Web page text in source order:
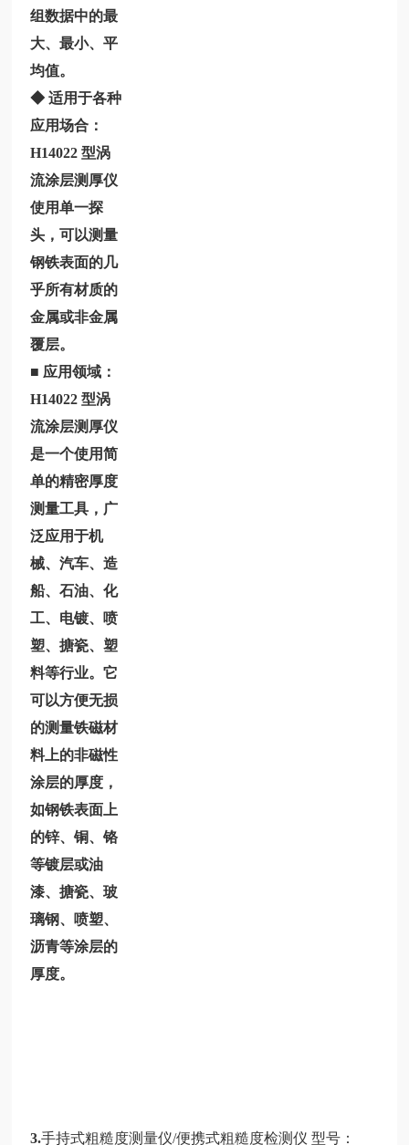
组数据中的最
大、最小、平
均值。
◆ 适用于各种
应用场合：
H14022型涡
流涂层测厚仪
使用单一探
头，可以测量
钢铁表面的几
乎所有材质的
金属或非金属
覆层。
■ 应用领域 ：
H14022型涡
流涂层测厚仪
是一个使用简
单的精密厚度
测量工具，广
泛应用于机
械、汽车、造
船、石油、化
工、电镀、喷
塑、搪瓷、塑
料等行业。它
可以方便无损
的测量铁磁材
料上的非磁性
涂层的厚度，
如钢铁表面上
的锌、铜、铬
等镀层或油
漆、搪瓷、玻
璃钢、喷塑、
沥青等涂层的
厚度。
3.手持式粗糙度测量仪/便携式粗糙度检测仪 型号：